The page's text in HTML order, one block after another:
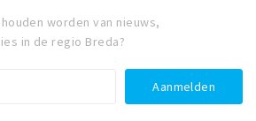
worden van nieuws,
in de regio Breda?